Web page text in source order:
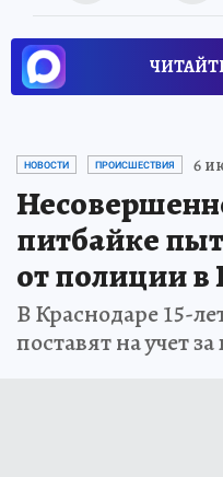
НОВОСТИ ПРОИСШЕСТВИЯ 6
питбайке
от полиции в
В Краснодаре 15-
поставят на учет